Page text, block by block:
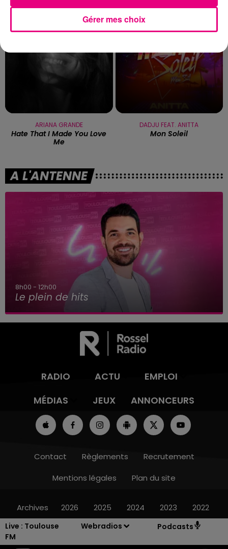
Live : Toulouse
FM
Webradios Podcasts
ARIANA GRANDE
Hate That I Made You Love
Me
14h16
14h16
DADJU FEAT. ANITTA
Mon Soleil
A L'ANTENNE
8h00 - 12h00
Le plein de hits
RADIO ACTU
EMPLOI
MÉDIAS
JEUX ANNONCEURS
Contact Règlements
Recrutement
Mentions légales
Plan du site
Archives 2026 2025 2024 2023 2022
Gérer mes choix